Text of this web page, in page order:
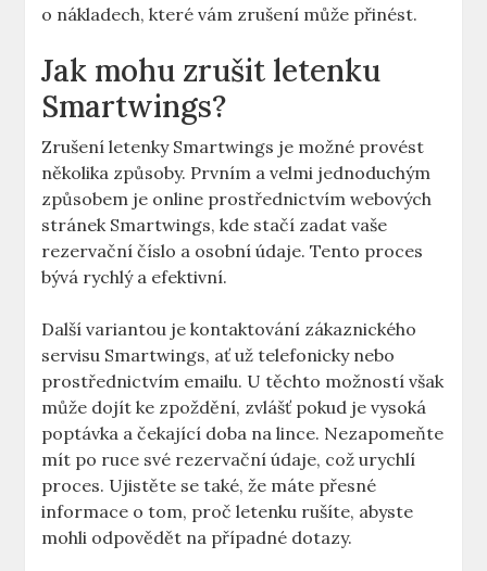
o nákladech, které vám zrušení může přinést.
Jak mohu zrušit letenku
Smartwings?
Zrušení letenky Smartwings je možné provést
několika způsoby. Prvním a velmi jednoduchým
způsobem je online prostřednictvím webových
stránek Smartwings, kde stačí zadat vaše
rezervační číslo a osobní údaje. Tento proces
bývá rychlý a efektivní.
Další variantou je kontaktování zákaznického
servisu Smartwings, ať už telefonicky nebo
prostřednictvím emailu. U těchto možností však
může dojít ke zpoždění, zvlášť pokud je vysoká
poptávka a čekající doba na lince. Nezapomeňte
mít po ruce své rezervační údaje, což urychlí
proces. Ujistěte se také, že máte přesné
informace o tom, proč letenku rušíte, abyste
mohli odpovědět na případné dotazy.